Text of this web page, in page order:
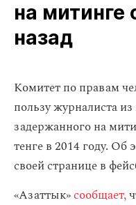
на митинге
назад
Комитет по правам
пользу журналиста
задержанного на
тенге в 2014 году. Об
своей странице в
«Азаттык»сообщает,